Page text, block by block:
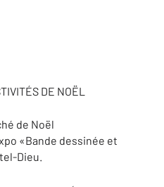
DE NOËL
de Noël
«Bande dessinée et
Dieu.